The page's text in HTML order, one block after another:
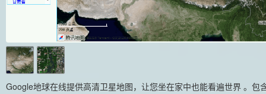
Google地球在线提供高清卫星地图，让您坐在家中也能看遍世界 。包